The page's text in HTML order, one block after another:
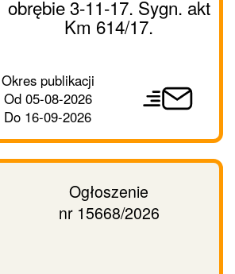
obrębie 3-11-17. Sygn. akt
Km 614/17.
Okres publikacji
Od05-08-2026
Do 16-09-2026
dalej
Ogłoszenie
nr 15668/2026